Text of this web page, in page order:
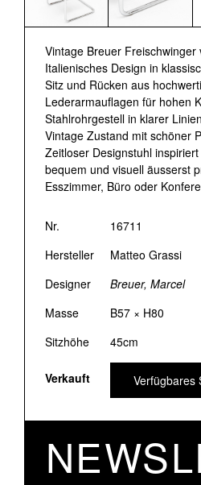
Vintage Breuer Freischwinger
Italienisches Design in
Sitz und Rücken aus
Lederarmauflagen für hohen
Stahlrohrgestell in klarer
Vintage Zustand mit schöner
Zeitloser Designstuhl
bequem und visuell äusserst
Esszimmer, Büro oder
Nr.
16711
Hersteller
Matteo Grassi
Designer
Breuer, Marcel
Masse
B57 × H80
Sitzhöhe
45cm
Verkauft Verfügbares